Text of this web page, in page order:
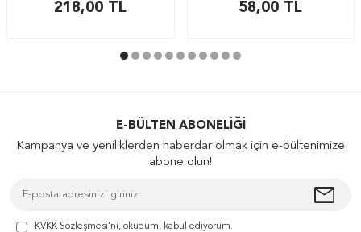
218,00 TL 58,00 TL
E-BÜLTEN ABONELIĞI
Kampanya ve yeniliklerden haberdar olmak için e-bültenimize
abone olun!
KVKK Sözleşmesi'ni, okudum, kabul ediyorum.